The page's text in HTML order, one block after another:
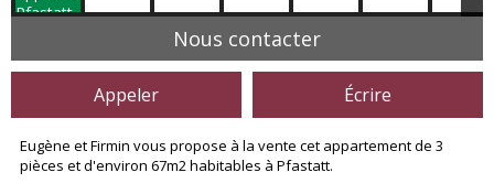
Nous contacter
Appeler Écrire
Eugène et Firmin vous propose à la vente cet appartement de 3
pièces et d'environ 67m2 habitables à Pfastatt.